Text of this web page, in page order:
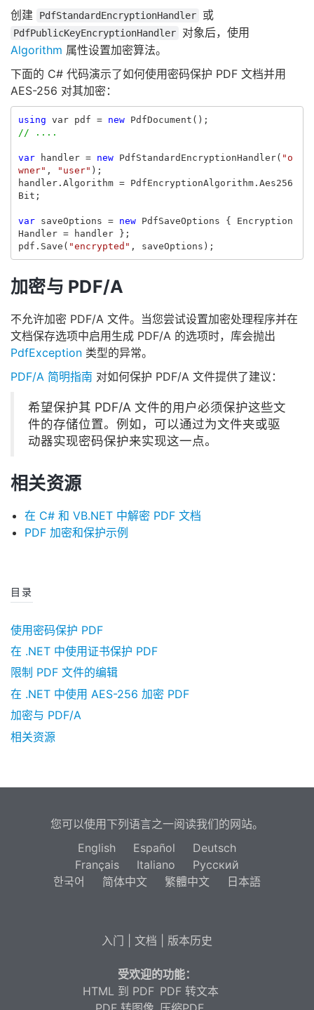
创建
PdfStandardEncryptionHandler 或
PdfPublicKeyEncryptionHandler
对象后，使用
Algorithm 属性设置加密算法。
下面的 C# 代码演示了如何使用密码保护 PDF 文档并用
AES-256 对其加密：
using var pdf = new PdfDocument ();
// ....
var handler = new PdfStandardEncryptionHandler( "o
wner" , "user" );
handler. Algorithm = PdfEncryptionAlgorithm. Aes256
Bit ;
var saveOptions = new PdfSaveOptions {
Encryption
Handler = handler
};
pdf . Save ( "encrypted" , saveOptions );
加密与 PDF/A
不允许加密 PDF/A 文件。当您尝试设置加密处理程序并在
文档保存选项中启用生成 PDF/A 的选项时，库会抛出
PdfException 类型的异常。
PDF/A 简明指南 对如何保护 PDF/A 文件提供了建议：
希望保护其 PDF/A 文件的用户必须保护这些文
件的存储位置。例如，可以通过为文件夹或驱
动器实现密码保护来实现这一点。
相关资源
在 C# 和 VB.NET 中解密 PDF 文档
PDF 加密和保护示例
目录
使用密码保护 PDF
在 .NET 中使用证书保护 PDF
限制 PDF 文件的编辑
在 .NET 中使用 AES-256 加密 PDF
加密与 PDF/A
相关资源
您可以使用下列语言之一阅读我们的网站。
English
Español
Deutsch
Français
Italiano
Русский
한국어
简体中文 繁體中文 日本語
入门 文档 版本历史
受欢迎的功能：
HTML 到 PDF PDF 转文本